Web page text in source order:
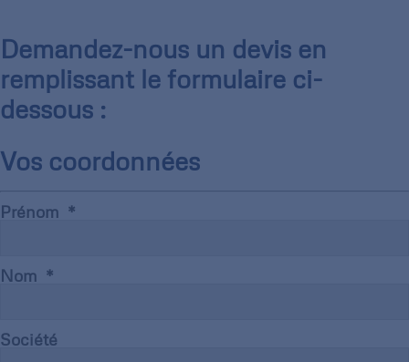
Demandez-nous un devis en
remplissant le formulaire ci-
dessous :
Vos coordonnées
Prénom
Nom
Société